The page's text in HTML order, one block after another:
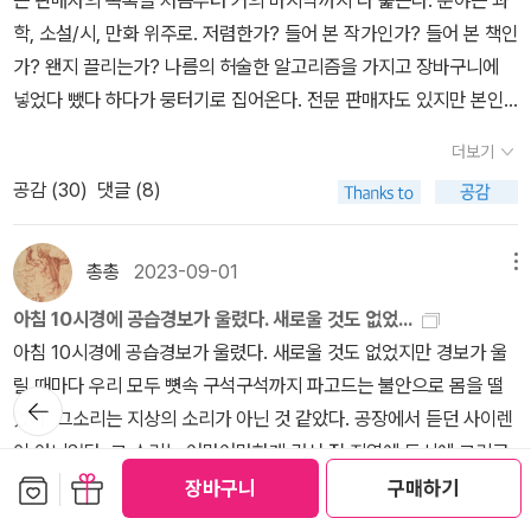
장바구니 구매하기
은 언젠가 이스라엘에 출장을 갔을 때 보았던 예루살렘의 어느 동네
골목 풍경을 떠올리게 했다. 지금은 쑥대밭이 되었을 가자지구를 방
문해본 적이 있었는데, 경계너머로 가자지구를 보았던 기억이 났다.
기저기 피어 산들바람에 휘청이던 풀밭을 조용히 보고 있던 순간 어
디선가 갑자기 기관총을 쏘아대는 소리가 들렸더랬다. 우리 일행은
총소리를 듣고서야 나는 정신을 차리고 가자지구를 벗어났던 경험이
떠올랐다. 여기 사람들에게는 이런 일들이 일상이었던 것이다. 《단
순한 과거》에서는 모로코와 프랑스. 이슬람 국가와 기독교 국가. 북아
프리카인과 유럽인의 구도가 뼈대를 이루는 듯하다. 작가가 살던 시
대뿐만 아니라 지금도 여전히 진행 중인 종교·이념간의 갈등과 맞물
린 제국주의·식민주의의 잔재들. 지금 지구 한곳에서 벌어지고 있는
하마스-이스라엘 전쟁과 소설의 대결 구도는 결코 무관하지 않은 것
아모스 오즈의 《블랙박스》, 《사랑과 어둠의 이야기》읽기 목표가 생
학, 소설/시, 만화 위주로. 저렴한가? 들어 본 작가인가? 들어 본 책인
가? 왠지 끌리는가? 나름의 허술한 알고리즘을 가지고 장바구니에
넣었다 뺐다 하다가 뭉터기로 집어온다. 전문 판매자도 있지만 본인
록을 보면, 와 저 사람 서재 통으로 굴착기 같은 걸로 퍼다가 우리 집
에 넣고 싶다. 안 볼 거면 저 주세요… 조금만요… 그렇게 퍼 온 남의
책장. 뭔가 알라딘 이웃이 댓글로 어머머 그거 제가 판 건데- 그러면
어떤 기분일까 하는 생각도. 정작 나는 쌓기만 하고 잘 안 내보낸다.
책과 함께 고인다. 묵는다. 썩는다. 유수님이 근래 읽은 시집 중 좋았
다고 해서 그럼 또 새겨 듣고 주섬주섬 쟁여든다. 겉지에 아주 얇은 막
같은 좀 예쁜 겉옷?같은 게 있었는데, 알콜 티슈로 닦았더니 쭈글쭈
글해졌어…으앙 S급 중고 B급으로 만드는 내 손…옷도 물건도 이상
하게 내가 쓰면 닳고 보풀 일고 부서지고 잉크 묻고 그렇다. 일본 소
설 많이 안 봐서 아, 좀 보자, 이러고 들어본 작가는 눈에 띄는 대로 사
는데, 사기만 하고 읽질 않아서 많이 안 본 사람 그대로이다. 예전에
더보기
공감 (30) 댓글 (8)
총총 2023-09-01
아침 10시경에 공습경보가 울렸다. 새로울 것도 없었...
아침 10시경에 공습경보가 울렸다. 새로울 것도 없었지만 경보가 울
릴 때마다 우리 모두 뼛속 구석구석까지 파고드는 불안으로 몸을 떨
었다. 그소리는 지상의 소리가 아닌 것 같았다. 공장에서 듣던 사이렌
이 아니었다. 그 소리는 어마어마하게 커서 전 지역에 동시에 그리고
규칙적으로울렸다. 발작을 일으킬 정도로 날카롭게 고음으로 올라갔
다가 우르릉거리는 천둥소리처럼 낮아졌다. 그 소리는 우연히 고안된
뒤로가
기